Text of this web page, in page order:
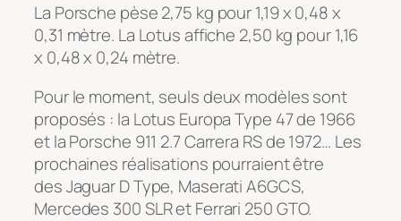
La Porsche pèse 2,75 kg pour 1,19 x 0,48 x
0,31 mètre. La Lotus affiche 2,50 kg pour 1,16
x 0,48 x 0,24 mètre.
Pour le moment, seuls deux modèles sont
proposés : la Lotus Europa Type 47 de 1966
et la Porsche 911 2.7 Carrera RS de 1972… Les
prochaines réalisations pourraient être
des Jaguar D Type, Maserati A6GCS,
Mercedes 300 SLR et Ferrari 250 GTO.